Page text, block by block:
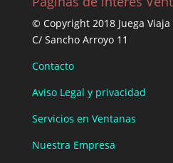
© Copyright 2018 Juega Viaja
C/ Sancho Arroyo 11
Contacto
Aviso Legal y privacidad
Servicios en Ventanas
Nuestra Empresa